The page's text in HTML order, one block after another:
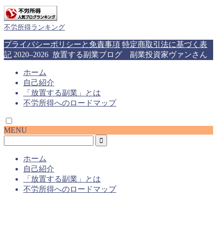
不労所得ランキング
プライバシーポリシーと免責事項 特定商取引法に基づく表
記 2020–2026 放置する副業ブログ 副業投資家ヴァンさん
ホーム
自己紹介
「放置する副業」とは
不労所得へのロードマップ
MENU
ホーム
自己紹介
「放置する副業」とは
不労所得へのロードマップ